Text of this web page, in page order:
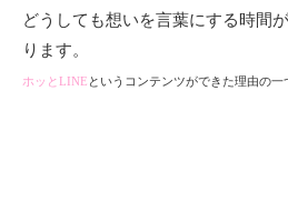
どうしても想いを言葉にする時間
ります。
ホッとLINE というコンテンツができた理由の一